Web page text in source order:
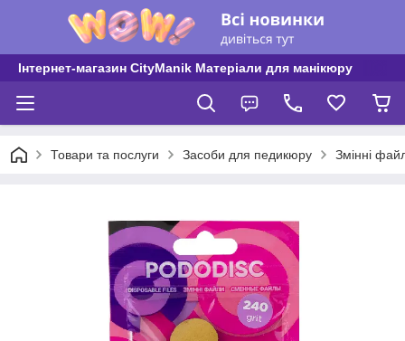
Інтернет-магазин CityManik Матеріали для манікюру
Товари та послуги Засоби для педикюру Змінні